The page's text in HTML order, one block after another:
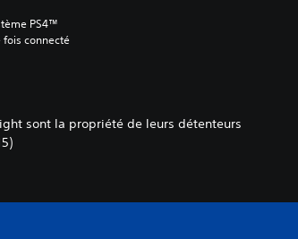
PS4™
fois connecté
sont la propriété de leurs détenteurs